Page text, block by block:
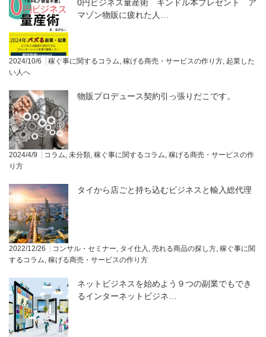
0円ビジネス量産術 キンドル本プレゼント ア
マゾン物販に疲れた人…
2024/10/6 稼ぐ事に関するコラム, 稼げる商売・サービスの作り方, 起業した
い人へ
物販プロデュース契約引っ張りだこです。
2024/4/9 コラム, 未分類, 稼ぐ事に関するコラム, 稼げる商売・サービスの作
り方
タイから店ごと持ち込むビジネスと輸入総代理
2022/12/26 コンサル・セミナー, タイ仕入 , 売れる商品の探し方, 稼ぐ事に関
するコラム, 稼げる商売・サービスの作り方
ネットビジネスを始めよう９つの副業でもでき
るインターネットビジネ…